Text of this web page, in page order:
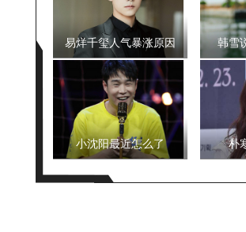
易烊千玺人气暴涨原因 韩雪
小沈阳最近怎么了 朴